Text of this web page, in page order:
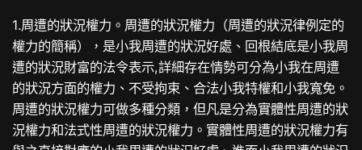
1.周遭的狀況權力。周遭的狀況權力（周遭的狀況律例定的
權力的簡稱），是小我周遭的狀況好處、回根結底是小我周
遭的狀況財富的法令表示,詳細存在情勢可分為小我在周遭
的狀況方面的權力、不受拘束、合法小我特權和小我寬免。
周遭的狀況權力可做多種分類，但凡是分為實體性周遭的狀
況權力和法式性周遭的狀況權力。實體性周遭的狀況權力有